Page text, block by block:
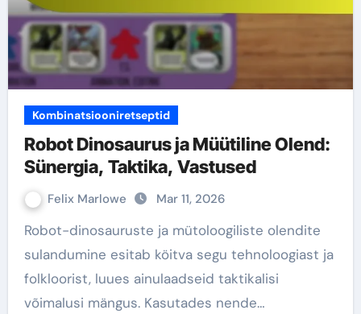
Kombinatsiooniretseptid
Robot Dinosaurus ja Müütiline Olend:
Sünergia, Taktika, Vastused
Felix Marlowe Mar 11, 2026
Robot-dinosauruste ja mütoloogiliste olendite
sulandumine esitab köitva segu tehnoloogiast ja
folkloorist, luues ainulaadseid taktikalisi
võimalusi mängus. Kasutades nende…